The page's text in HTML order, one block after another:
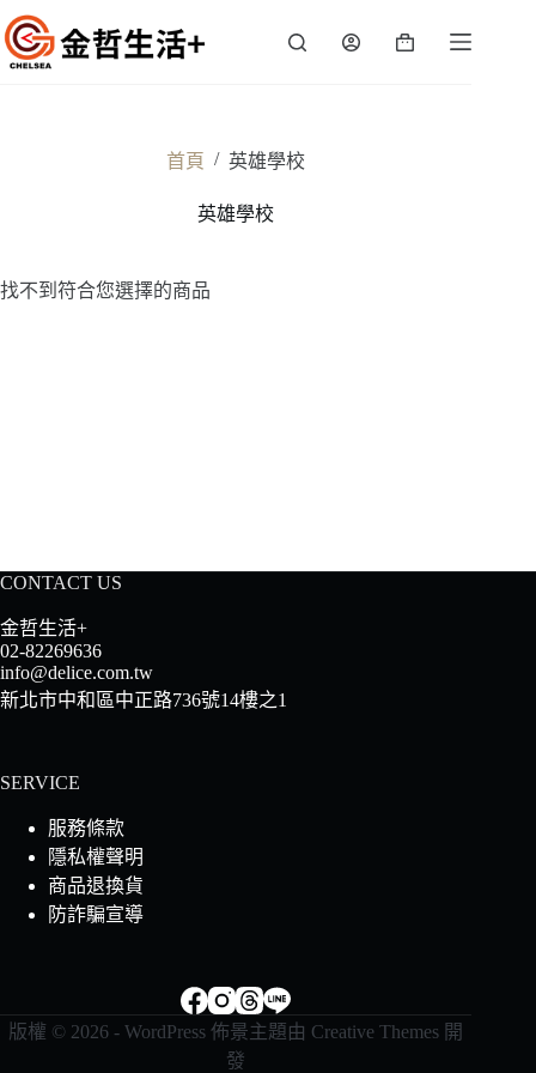
跳
至
主
購
首頁 / 英雄學校
英雄學校
找不到符合您選擇的商品
CONTACT US
金哲生活+
02-82269636
info@delice.com.tw
新北市中和區中正路736號14樓之1
SERVICE
服務條款
隱私權聲明
商品退換貨
防詐騙宣導
版權 © 2026 - WordPress 佈景主題由 Creative Themes 開
發